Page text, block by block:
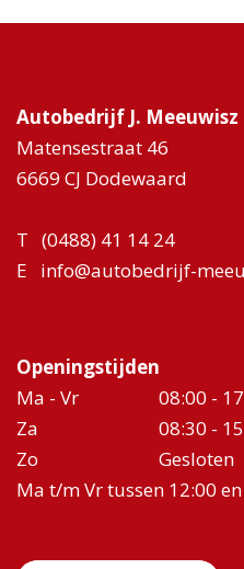
Autobedrijf J. Meeuwisz
Matensestraat 46
6669 CJ Dodewaard
T (0488) 41 14 24
E
info@autobedrijf-
Openingstijden
Ma - Vr
08:00 -
Za
08:30 -
Zo
Gesloten
Ma t/m Vr tussen 12:00